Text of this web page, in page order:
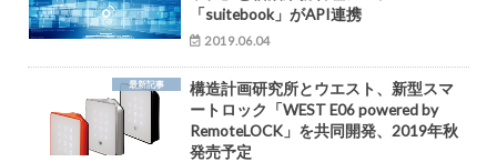
「suitebook」がAPI連携
2019.06.04
最新記事
構造計画研究所とウエスト、新型スマ
ートロック「WEST E06 powered by
RemoteLOCK」を共同開発、2019年秋
発売予定